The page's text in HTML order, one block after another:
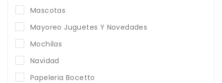
Mascotas
Mayoreo Juguetes Y Novedades
Mochilas
Navidad
Papeleria Bocetto